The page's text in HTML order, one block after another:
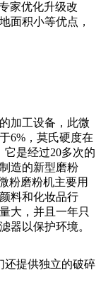
家优化升级改
面积小等优点，
加工设备，此微
6%，莫氏硬度在
是经过20多次的
造的新型磨粉
粉磨粉机主要用
料和化妆品行
大，并且一年只
器以保护环境。
还提供独立的破碎